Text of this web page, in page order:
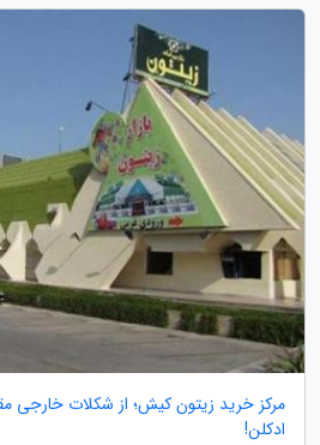
مرکز خرید زیتون کیش؛ از شکلات خارجی
ادکلن!